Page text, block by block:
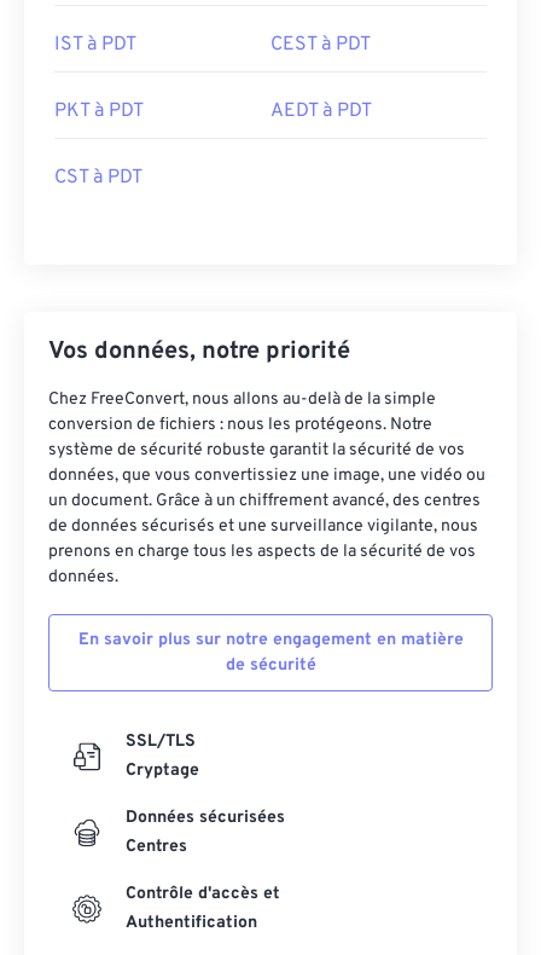
IST à PDT CEST à PDT
PKT à PDT AEDT à PDT
CST à PDT
Vos données, notre priorité
Chez FreeConvert, nous allons au-delà de la simple
conversion de fichiers : nous les protégeons. Notre
système de sécurité robuste garantit la sécurité de vos
données, que vous convertissiez une image, une vidéo ou
un document. Grâce à un chiffrement avancé, des centres
de données sécurisés et une surveillance vigilante, nous
prenons en charge tous les aspects de la sécurité de vos
données.
En savoir plus sur notre engagement en matière
de sécurité
SSL/TLS
Cryptage
Données sécurisées
Centres
Contrôle d'accès et
Authentification